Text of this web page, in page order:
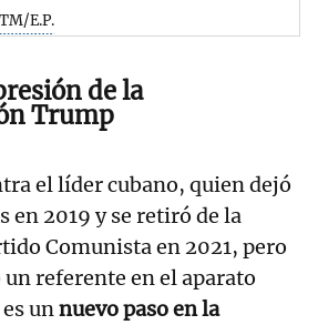
E.P.
de la
Trump
el líder cubano, quien dejó
en 2019 y se retiró de la
Comunista en 2021, pero
referente en el aparato
unnuevo paso en la